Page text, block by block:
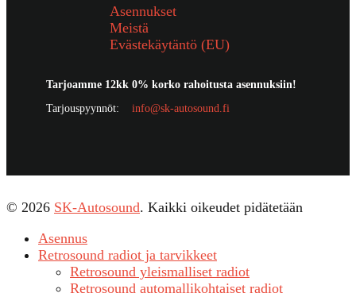
Asennukset
Meistä
Evästekäytäntö (EU)
Tarjoamme 12kk 0% korko rahoitusta asennuksiin!
Tarjouspyynnöt: info@sk-autosound.fi
© 2026 SK-Autosound. Kaikki oikeudet pidätetään
Asennus
Retrosound radiot ja tarvikkeet
Retrosound yleismalliset radiot
Retrosound automallikohtaiset radiot